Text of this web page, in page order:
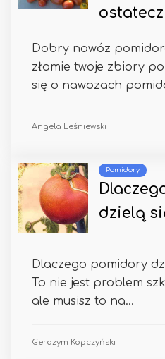
Dobry nawóz
złamie twoje zbiory
się o nawozach
Angela Leśniewski
Pomidory
dzielą
Dlaczego pomidory
To nie jest problem
ale musisz to na...
Gerazym Kopczyński